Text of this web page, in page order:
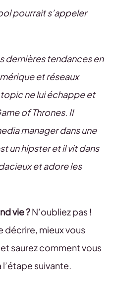
pourrait s’appeler
dernières tendances en
et réseaux
ne lui échappe et
of Thrones. Il
manager dans une
un hipster et il vit dans
et adore les
vie ?N’oubliez pas !
décrire, mieux vous
saurez comment vous
l’étape suivante.